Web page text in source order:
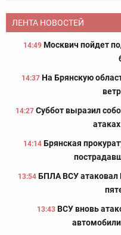
ЛЕНТА НОВОСТЕЙ
14:49 Москвич пойдет
14:37 На Брянскую
14:27 Суббот выразил
14:14 Брянская
13:54 БПЛА ВСУ атаковал
13:43 ВСУ вновь